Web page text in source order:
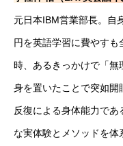
元日本IBM営業部長。自
円を英語学習に費やす
時、あるきっかけで「無
身を置いたことで突如開
反復による身体能力で
な実体験とメソッドを